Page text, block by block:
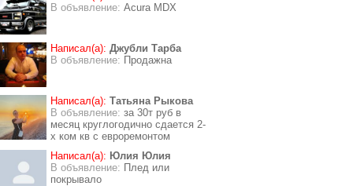
В объявление: Acura MDX
Написал(а): Джубли Тарба
В объявление: Продажна
Написал(а): Татьяна Рыкова
В объявление: за 30т руб в
месяц круглогодично сдается 2-
х ком кв с евроремонтом
Написал(а): Юлия Юлия
В объявление: Плед или
покрывало